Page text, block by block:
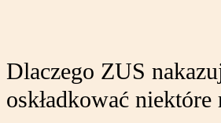
Dlaczego ZUS
oskładkować niektóre